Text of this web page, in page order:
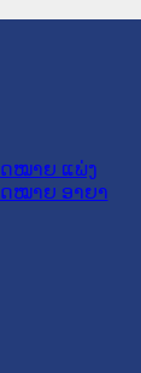
ໝາຍ ແພ່ງ
ໝາຍ ອາຍາ